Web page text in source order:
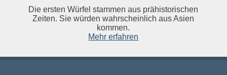
Die ersten Würfel stammen aus prähistorischen
Zeiten. Sie würden wahrscheinlich aus Asien
kommen.
Mehr erfahren